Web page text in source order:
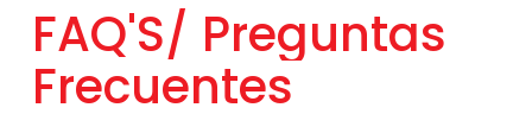
FAQ'S/ Preguntas
Frecuentes